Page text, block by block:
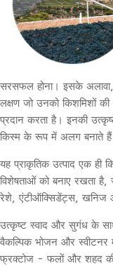
सरसफल होना। इसके अलावा,
लक्षण जो उनको किशमिशों
प्रदान करता है। इनकी
किस्म के रूप में अलग बनाते
यह प्राकृतिक उत्पाद एक
विशेषताओं को बनाए रखता है,
रेशे, एंटीऑक्सिडेंट्स, खनिज
उत्कृष्ट स्वाद और सुगंध के
वैकल्पिक भोजन और
फ्रक्टोज - फलों और शहद की